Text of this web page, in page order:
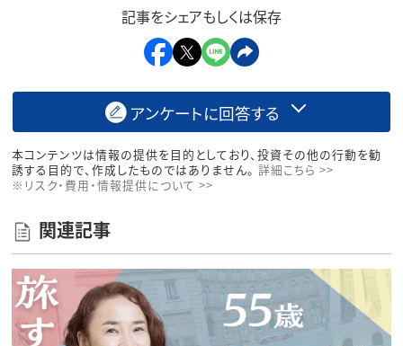
記事をシェアもしくは保存
アンケートに回答する
本コンテンツは情報の提供を目的としており、投資その他の行動を勧
誘する目的で、作成したものではありません。 詳細こちら >>
※リスク・費用・情報提供について >>
関連記事